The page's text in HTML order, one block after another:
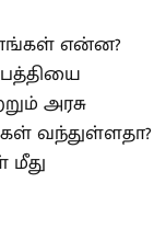
என்ன?
அரசு
வந்துள்ளதா?